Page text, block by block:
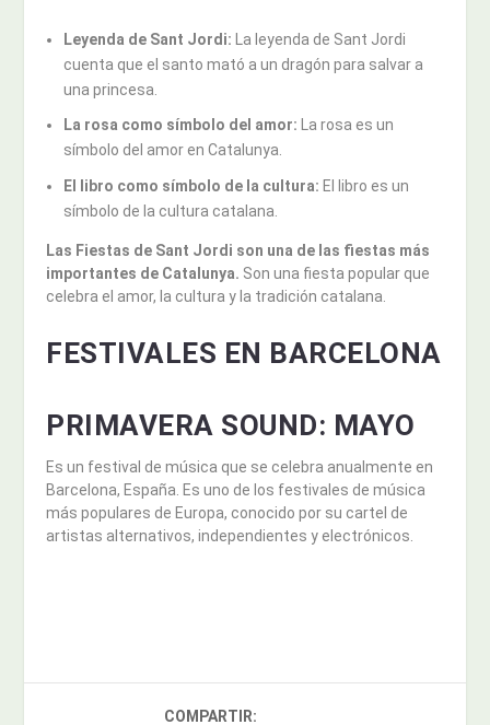
Leyenda de Sant Jordi: La leyenda de Sant Jordi
cuenta que el santo mató a un dragón para salvar a
una princesa.
La rosa como símbolo del amor: La rosa es un
símbolo del amor en Catalunya.
El libro como símbolo de la cultura: El libro es un
símbolo de la cultura catalana.
Las Fiestas de Sant Jordi son una de las fiestas más
importantes de Catalunya. Son una fiesta popular que
celebra el amor, la cultura y la tradición catalana.
FESTIVALES EN BARCELONA
PRIMAVERA SOUND: MAYO
Es un festival de música que se celebra anualmente en
Barcelona, España. Es uno de los festivales de música
más populares de Europa, conocido por su cartel de
artistas alternativos, independientes y electrónicos.
COMPARTIR: